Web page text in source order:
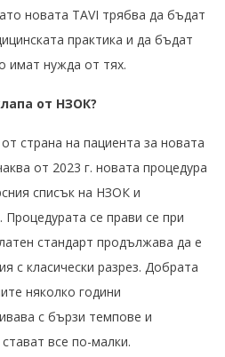
новата TAVI трябва да бъдат
практика и да бъдат
имат нужда от тях.
от НЗОК?
страна на пациента за новата
от 2023 г. новата процедура
списък на НЗОК и
се прави се при
стандарт продължава да е
с класически разрез. Добрата
няколко години
с бързи темпове и
все по-малки.